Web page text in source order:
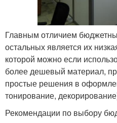
Главным отличием
остальных является их
которой можно если
более дешевый материал,
простые решения в
тонирование,
Рекомендации по выбору